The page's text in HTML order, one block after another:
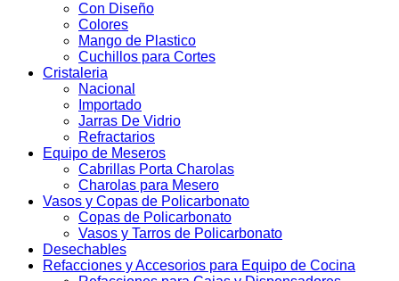
Con Diseño
Colores
Mango de Plastico
Cuchillos para Cortes
Cristaleria
Nacional
Importado
Jarras De Vidrio
Refractarios
Equipo de Meseros
Cabrillas Porta Charolas
Charolas para Mesero
Vasos y Copas de Policarbonato
Copas de Policarbonato
Vasos y Tarros de Policarbonato
Desechables
Refacciones y Accesorios para Equipo de Cocina